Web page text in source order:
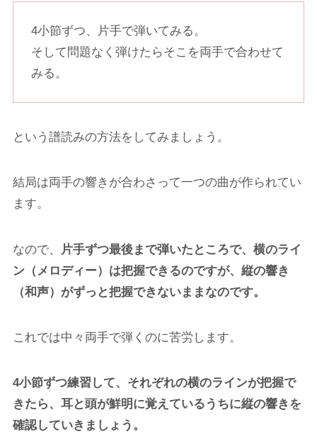
4小節ずつ、片手で弾いてみる。
そして問題なく弾けたらそこを両手で合わせて
みる。
という譜読みの方法をしてみましょう。
結局は両手の響きが合わさって一つの曲が作られてい
ます。
なので、
片手ずつ最後まで弾いたところで、横のライ
ン（メロディー）は把握できるのですが、縦の響き
（和声）がずっと把握できないままなのです。
これでは中々両手で弾くのに苦労します。
4小節ずつ練習して、それぞれの横のラインが把握で
きたら、耳と頭が鮮明に覚えているうちに縦の響きを
確認していきましょう。